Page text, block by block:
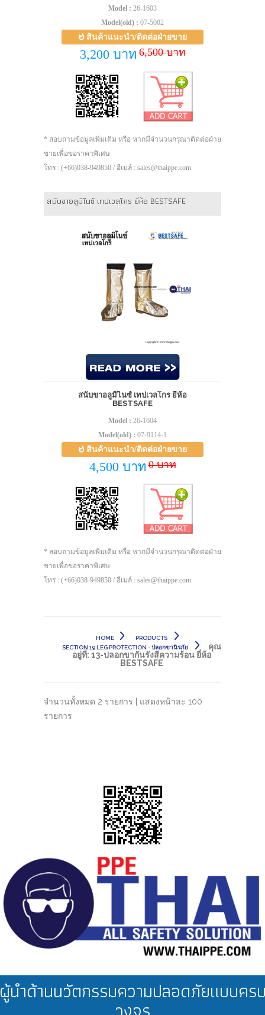
Model : 26-1603
Model(old) : 07-5002
สินค้าแนะนำ/ติดต่อฝ่ายขาย
3,200 บาท 6,500 บาท
* สอบถามข้อมูลเพิ่มเติม หรือ หากมีจำนวนกรุณาติดต่อฝ่าย
ขายเพื่อขอราคาพิเศษ
โทร : (+66)038-949850 / อีเมล์ : sales@thaippe.com
สนับขาอลูมิไนซ์ เทปเวลโกร ยี่ห้อ BESTSAFE
สนับขาอลูมิไนซ์ เทปเวลโกร ยี่ห้อ
BESTSAFE
Model : 26-1604
Model(old) : 07-9114-1
สินค้าแนะนำ/ติดต่อฝ่ายขาย
4,500 บาท 0 บาท
* สอบถามข้อมูลเพิ่มเติม หรือ หากมีจำนวนกรุณาติดต่อฝ่าย
ขายเพื่อขอราคาพิเศษ
โทร : (+66)038-949850 / อีเมล์ : sales@thaippe.com
HOME
PRODUCTS
SECTION 19 LEG PROTECTION - ปลอกขานิรภัย
คุณ
อยู่ที่: 13-ปลอกขากันรังสีความร้อน ยี่ห้อ
BESTSAFE
จำนวนทั้งหมด 2 รายการ | แสดงหน้าละ 100
รายการ
นำด้านนวัตกรรมความปลอดภัยแบบคร